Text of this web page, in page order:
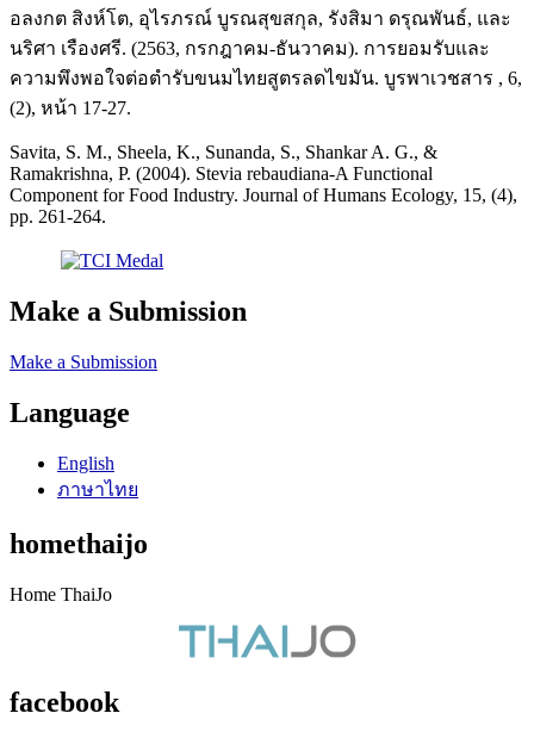
อลงกต สิงห์โต, อุไรภรณ์ บูรณสุขสกุล, รังสิมา ดรุณพันธ์, และ
นริศา เรืองศรี. (2563, กรกฎาคม-ธันวาคม). การยอมรับและ
ความพึงพอใจต่อตำรับขนมไทยสูตรลดไขมัน. บูรพาเวชสาร , 6,
(2), หน้า 17-27.
Savita, S. M., Sheela, K., Sunanda, S., Shankar A. G., &
Ramakrishna, P. (2004). Stevia rebaudiana-A Functional
Component for Food Industry. Journal of Humans Ecology, 15, (4),
pp. 261-264.
Make a Submission
Make a Submission
Language
English
ภาษาไทย
homethaijo
Home ThaiJo
facebook